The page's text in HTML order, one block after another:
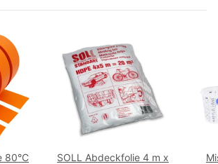
80°C
SOLL Abdeckfolie 4 m x